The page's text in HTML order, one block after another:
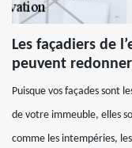
Les façadiers de
peuvent redonner
Puisque vos façades sont
de votre immeuble, elles
comme les intempéries,